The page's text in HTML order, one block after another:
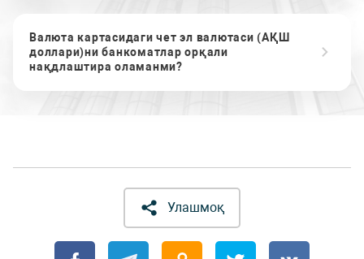
Валюта картасидаги чет эл валютаси (АҚШ
доллари)ни банкоматлар орқали
нақдлаштира оламанми?
Улашмоқ